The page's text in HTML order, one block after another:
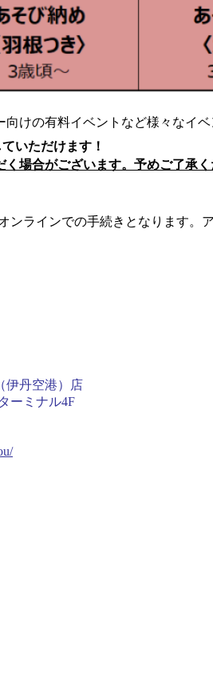
けの有料イベントなど様々なイベ
いただけます！
場合がございます。予めご了承く
ンラインでの手続きとなります。
伊丹空港）店
ーミナル4F